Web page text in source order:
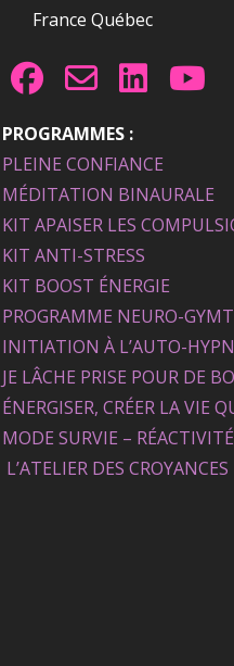
France Québec
PROGRAMMES :
PLEINE CONFIANCE
MÉDITATION BINAURALE
KIT APAISER LES
KIT ANTI-STRESS
KIT BOOST ÉNERGIE
PROGRAMME NEURO-
INITIATION À L’AUTO-
JE LÂCHE PRISE POUR DE
ÉNERGISER, CRÉER LA VIE
MODE SURVIE – RÉACTIVITÉ
L’ATELIER DES CROYANCES